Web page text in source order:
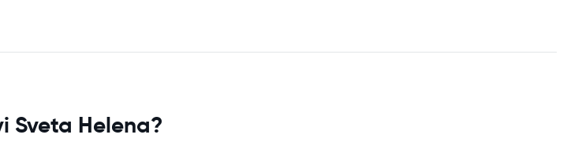
Sveta Helena?